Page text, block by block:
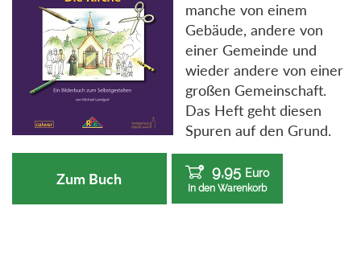
manche von einem
Gebäude, andere von
einer Gemeinde und
wieder andere von einer
großen Gemeinschaft.
Das Heft geht diesen
Spuren auf den Grund.
Zum Buch 9,95 Euro
In den Warenkorb